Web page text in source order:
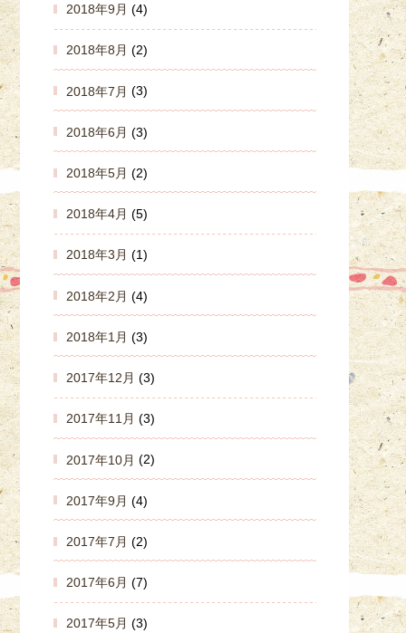
2018年9月 (4)
2018年8月 (2)
2018年7月 (3)
2018年6月 (3)
2018年5月 (2)
2018年4月 (5)
2018年3月 (1)
2018年2月 (4)
2018年1月 (3)
2017年12月 (3)
2017年11月 (3)
2017年10月 (2)
2017年9月 (4)
2017年7月 (2)
2017年6月 (7)
2017年5月 (3)